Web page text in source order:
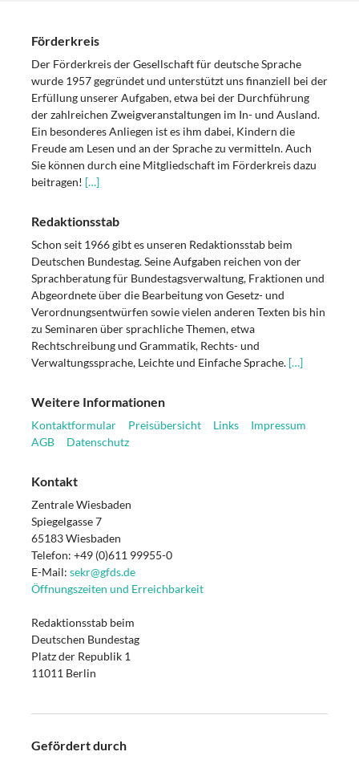
Förderkreis
Der Förderkreis der Gesellschaft für deutsche Sprache
wurde 1957 gegründet und unterstützt uns finanziell bei der
Erfüllung unserer Aufgaben, etwa bei der Durchführung
der zahlreichen Zweigveranstaltungen im In- und Ausland.
Ein besonderes Anliegen ist es ihm dabei, Kindern die
Freude am Lesen und an der Sprache zu vermitteln. Auch
Sie können durch eine Mitgliedschaft im Förderkreis dazu
beitragen! […]
Redaktionsstab
Schon seit 1966 gibt es unseren Redaktionsstab beim
Deutschen Bundestag. Seine Aufgaben reichen von der
Sprachberatung für Bundestagsverwaltung, Fraktionen und
Abgeordnete über die Bearbeitung von Gesetz- und
Verordnungsentwürfen sowie vielen anderen Texten bis hin
zu Seminaren über sprachliche Themen, etwa
Rechtschreibung und Grammatik, Rechts- und
Verwaltungssprache, Leichte und Einfache Sprache. […]
Weitere Informationen
Kontaktformular Preisübersicht Links
Impressum
AGB
Datenschutz
Kontakt
Zentrale Wiesbaden
Spiegelgasse 7
65183 Wiesbaden
Telefon: +49 (0)611 99955-0
E-Mail: sekr@gfds.de
Öffnungszeiten und Erreichbarkeit
Redaktionsstab beim
Deutschen Bundestag
Platz der Republik 1
11011 Berlin
Gefördert durch